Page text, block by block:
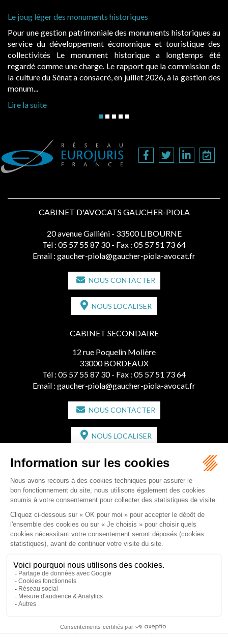
historiques
des monuments historiques au
économique et touristique des
historique a longtemps été
charge. Le rapport que la commission de
a consacré, en juillet 2026, à la gestion des
Evocatrices des
également un beau
public, elles
d’occupation.
CABINET D'AVOCATS GAUCHER-PIOLA
20 avenue Galliéni - 33500 LIBOURNE
Tél : 05 57 55 87 30 - Fax : 05 57 51 73 64
Email : gaucher-piola@gaucher-piola-avocat.fr
NOUS CONTACTER
NOUS LOCALISER
CABINET SECONDAIRE
12 rue Poquelin Molière
33000 BORDEAUX
Tél : 05 57 55 87 30 - Fax : 05 57 51 73 64
Email : gaucher-piola@gaucher-piola-avocat.fr
NOUS CONTACTER
NOUS LOCALISER
CABINET SECONDAIRE
2 bis Avenue de l'Europe
33350 ST MAGNE-DE-CASTILLON
Tél :05 57 55 87 30 - Fax : 05 57 51 73 64
Email :gaucher-piola@gaucher-piola-avocat.fr
NOUS CONTACTER
NOUS LOCALISER
Honoraires Plan du site Mentions légales